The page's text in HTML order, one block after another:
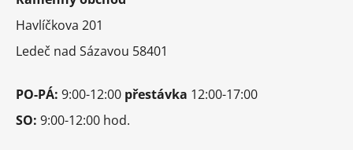
k
Havlíčkova 201
Ledeč nad Sázavou 58401
PO-PÁ: 9:00-12:00 přestávka 12:00-17:00
SO: 9:00-12:00 hod.